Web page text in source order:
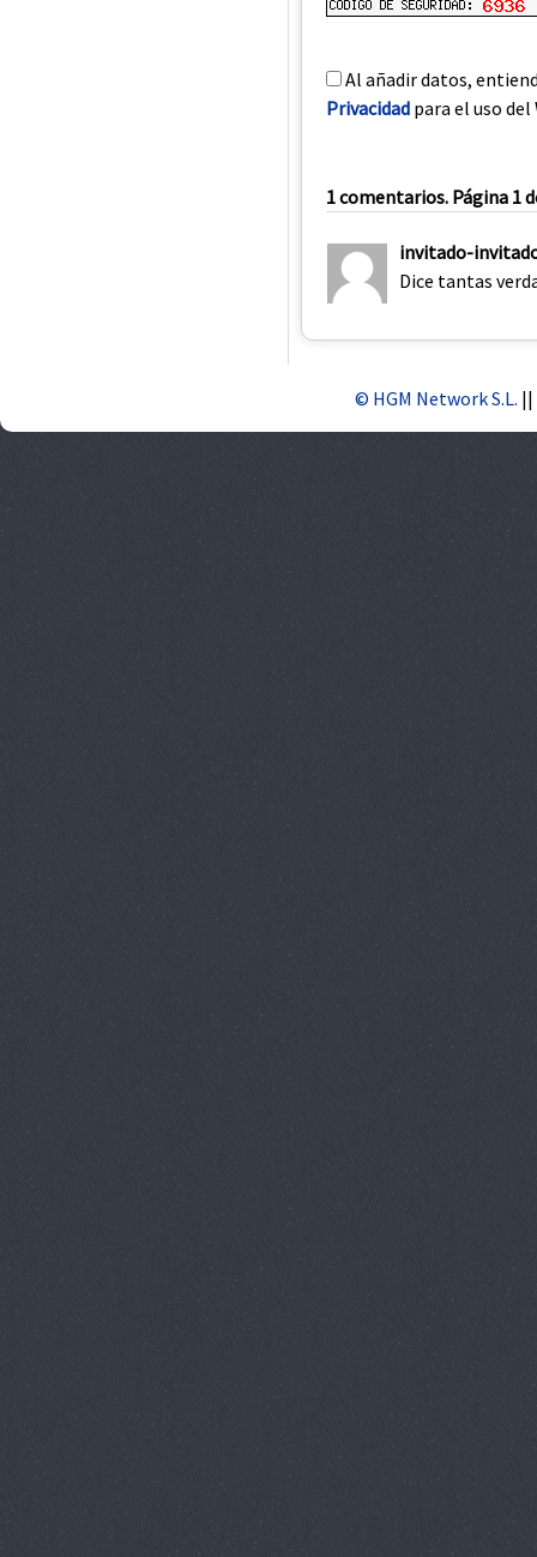
Al añadir datos,
Privacidad para el uso del
1 comentarios. Página 1
invitado-
Dice tantas
© HGM Network S.L. ||